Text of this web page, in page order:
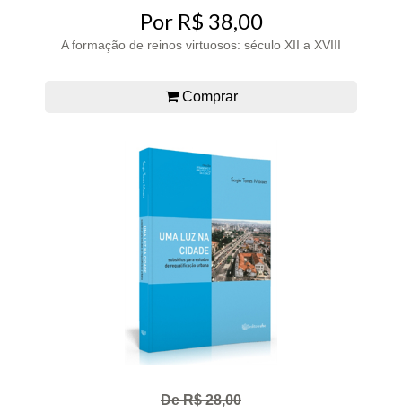
Por R$ 38,00
A formação de reinos virtuosos: século XII a XVIII
Comprar
De R$ 28,00